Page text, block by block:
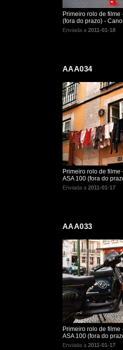
Primeiro rolo de filme
(fora do prazo) -
Enviada a 2011-01-18
AAA034
Primeiro rolo de filme
ASA 100 (fora do
Enviada a 2011-01-17
AAA033
Primeiro rolo de filme
ASA 100 (fora do
Enviada a 2011-01-17